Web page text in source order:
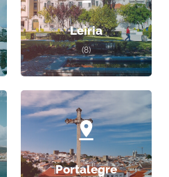
Leiria
(8)
Portalegre